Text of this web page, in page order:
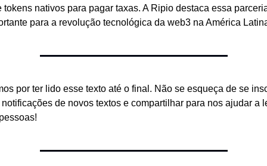
tokens nativos para pagar taxas. A Ripio destaca essa
para a revolução tecnológica da web3 na América
por ter lido esse texto até o final. Não se esqueça de se
de novos textos e compartilhar para nos ajudar a